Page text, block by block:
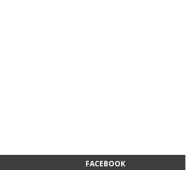
FACEBOOK